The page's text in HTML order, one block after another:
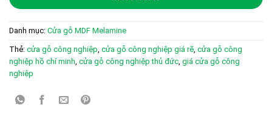
Danh mục: Cửa gỗ MDF Melamine
Thẻ: cửa gỗ công nghiệp, cửa gỗ công nghiệp giá rẽ, cửa gỗ công
nghiệp hồ chí minh, cửa gỗ công nghiệp thủ đức, giá cửa gỗ công
nghiệp